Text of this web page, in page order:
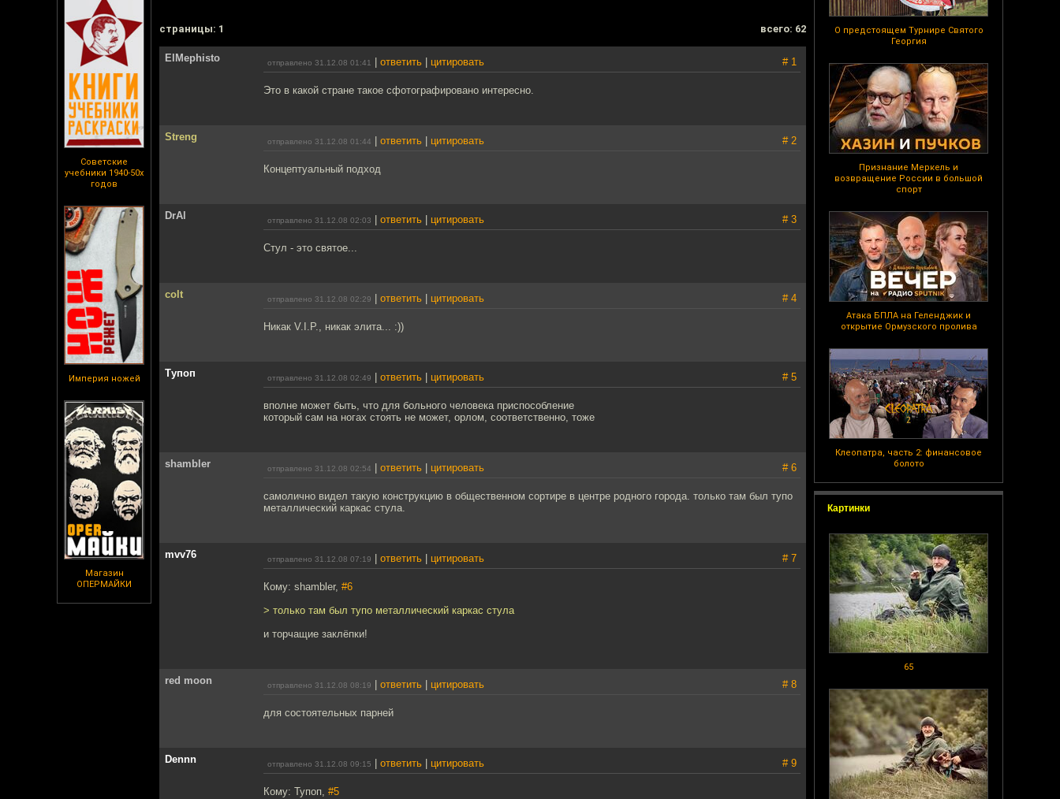
Советские
учебники 1940-50х
годов
Империя ножей
Магазин
ОПЕРМАЙКИ
О предстоящем Турнире Святого
Георгия
Признание Меркель и
возвращение России в большой
спорт
Атака БПЛА на Геленджик и
открытие Ормузского пролива
Клеопатра, часть 2: финансовое
болото
Картинки
65
cтраницы: 1 всего: 62
ElMephisto отправлено 31.12.08 01:41 ответить цитировать # 1
Это в какой стране такое сфотографировано интересно.
Streng отправлено 31.12.08 01:44 ответить цитировать # 2
Концептуальный подход
DrAl отправлено 31.12.08 02:03 ответить цитировать # 3
Стул - это святое...
colt отправлено 31.12.08 02:29 ответить цитировать # 4
Никак V.I.P., никак элита... :))
Тупоп отправлено 31.12.08 02:49 ответить цитировать # 5
вполне может быть, что для больного человека приспособление
который сам на ногах стоять не может, орлом, соответственно, тоже
shambler отправлено 31.12.08 02:54 ответить цитировать # 6
самолично видел такую конструкцию в общественном сортире в центре родного города. только там был тупо
металлический каркас стула.
mvv76 отправлено 31.12.08 07:19 ответить цитировать # 7
Кому: shambler, #6
> только там был тупо металлический каркас стула
и торчащие заклёпки!
red moon отправлено 31.12.08 08:19 ответить цитировать # 8
для состоятельных парней
Dennn отправлено 31.12.08 09:15 ответить цитировать # 9
Кому: Тупоп, #5